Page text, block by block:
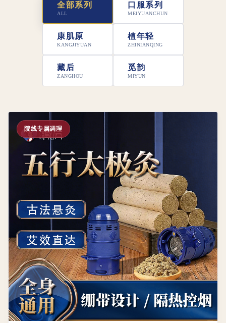
全部系列
ALL
口服系列
MEIYUANCHUN
康肌原
KANGJIYUAN
植年轻
ZHINIANQING
藏后
ZANGHOU
觅韵
MIYUN
院线专属调理